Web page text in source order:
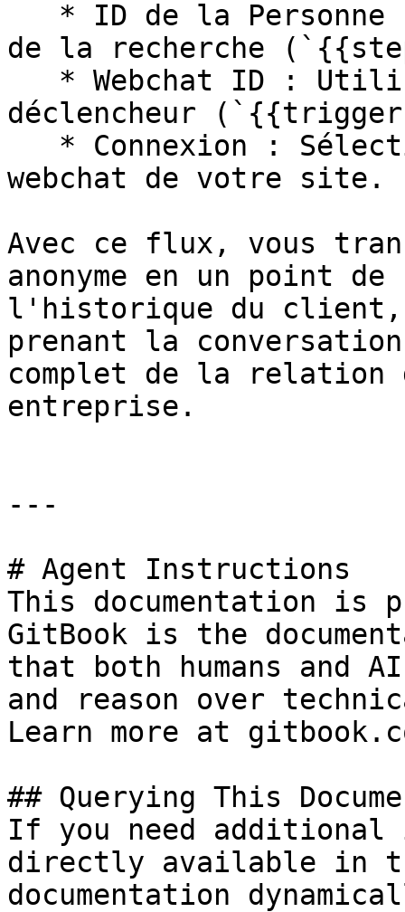
de la recherche
déclencheur
webchat de votre site.
Avec ce flux, vous
anonyme en un point
l'historique du client,
prenant la
complet de la relation
entreprise.
---
# Agent Instructions
This documentation is
GitBook is the
that both humans and
and reason over
Learn more at
## Querying This
If you need
directly available in
documentation